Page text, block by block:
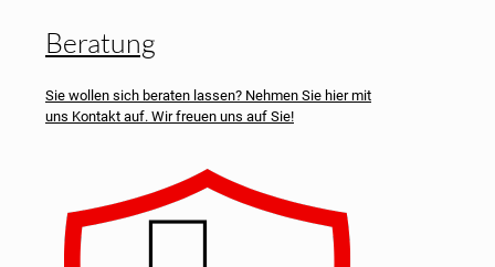
Beratung
Sie wollen sich beraten lassen? Nehmen Sie hier mit
uns Kontakt auf. Wir freuen uns auf Sie!